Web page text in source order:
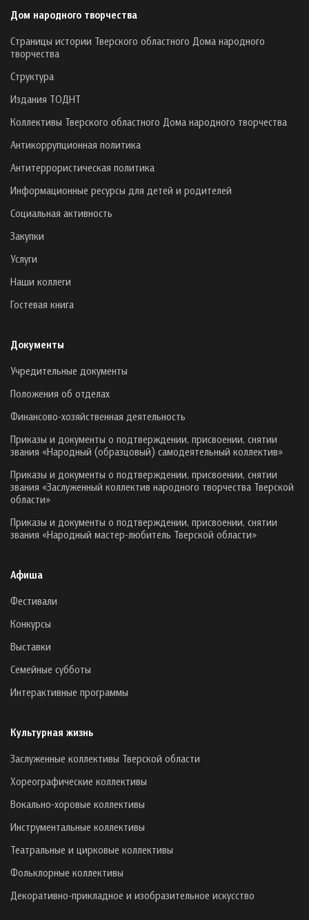
Дом народного творчества
Страницы истории Тверского областного Дома народного
творчества
Структура
Издания ТОДНТ
Коллективы Тверского областного Дома народного творчества
Антикоррупционная политика
Антитеррористическая политика
Информационные ресурсы для детей и родителей
Социальная активность
Закупки
Услуги
Наши коллеги
Гостевая книга
Документы
Учредительные документы
Положения об отделах
Финансово-хозяйственная деятельность
Приказы и документы о подтверждении, присвоении, снятии
звания «Народный (образцовый) самодеятельный коллектив»
Приказы и документы о подтверждении, присвоении, снятии
звания «Заслуженный коллектив народного творчества Тверской
области»
Приказы и документы о подтверждении, присвоении, снятии
звания «Народный мастер-любитель Тверской области»
Афиша
Фестивали
Конкурсы
Выставки
Семейные субботы
Интерактивные программы
Культурная жизнь
Заслуженные коллективы Тверской области
Хореографические коллективы
Вокально-хоровые коллективы
Инструментальные коллективы
Театральные и цирковые коллективы
Фольклорные коллективы
Декоративно-прикладное и изобразительное искусство